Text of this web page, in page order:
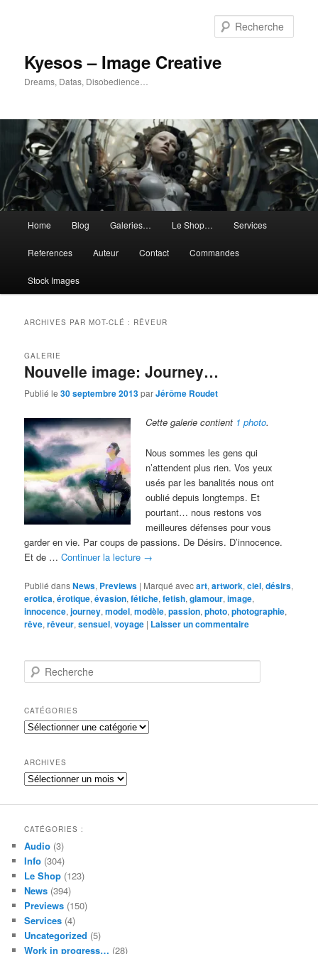
Kyesos – Image Creative
Dreams, Datas, Disobedience…
principal
Home Blog Galeries… Le Shop… Services
References Auteur Contact Commandes
Stock Images
ARCHIVES PAR MOT-CLÉ : RÊVEUR
Nouvelle image: Journey…
GALERIE
Publié le30 septembre 2013parJérôme Roudet
Cette galerie contient 1 photo.
Nous sommes les gens qui
n’attendent plus rien. Vos yeux
usés par les banalités nous ont
oublié depuis longtemps. Et
pourtant… nous restons vos
meilleures défenses pour vous
garder en vie. Par coups de passions. De Désirs. D’innocence.
Et de …Continuer la lecture →
Publié dansNews, Previews | Marqué avecart,artwork,ciel,désirs,
erotica,érotique,évasion,fétiche,fetish,glamour,image,
innocence,journey,model,modèle,passion,photo,photographie,
rêve,rêveur,sensuel,voyage | Laisser un commentaire
e
h
e
r
h
e
CATÉGORIES
Catégories
ARCHIVES
Archives
CATÉGORIES :
Audio (3)
Info (304)
Le Shop (123)
News (394)
Previews (150)
Services (4)
Uncategorized (5)
Work in progress… (28)